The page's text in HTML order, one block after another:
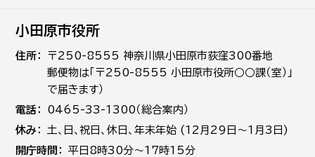
小田原市役所
住所
〒250-8555 神奈川県小田原市荻窪300番地
郵便物は「〒250-8555 小田原市役所○○課（室）」
で届きます）
電話
0465-33-1300（総合案内）
休み
土､日､祝日、休日、年末年始 (12月29日～1月3日)
開庁時間
平日8時30分～17時15分